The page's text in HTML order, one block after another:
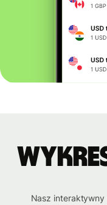
Wykres
Nasz